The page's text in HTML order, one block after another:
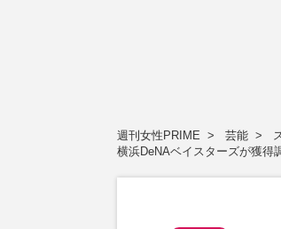
週刊女性PRIME 芸能
横浜DeNAベイスターズが獲得